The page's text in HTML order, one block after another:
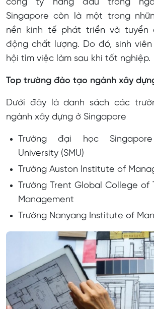
công ty hàng đầu trong
Singapore còn là một trong
nền kinh tế phát triển và tuyển
động chất lượng. Do đó, sinh
hội tìm việc làm sau khi tốt nghiệp.
Top trường đào tạo ngành xây
Dưới đây là danh sách các
ngành xây dựng ở Singapore
Trường đại học Singapore
University (SMU)
Trường Auston Institute of
Trường Trent Global College of
Management
Trường Nanyang Institute of